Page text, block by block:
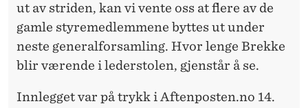
ut av striden, kan vi vente oss at flere av de
gamle styremedlemmene byttes ut under
neste generalforsamling. Hvor lenge Brekke
blir værende i lederstolen, gjenstår å se.
Innlegget var på trykk i Aftenposten.no 14.